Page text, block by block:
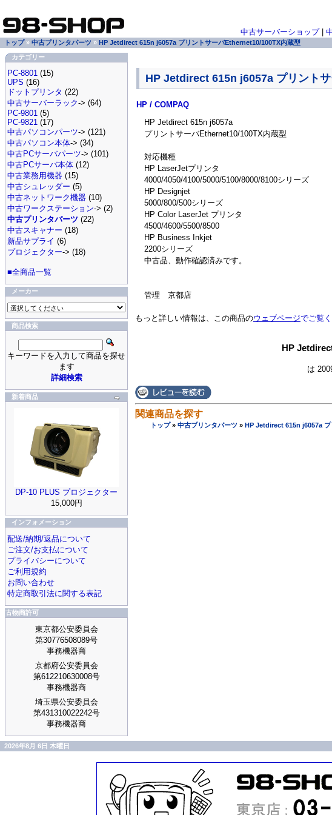
HP Jetdirect 615n j6057a プリント
HP / COMPAQ
HP Jetdirect 615n j6057a
プリントサーバEthernet10/100TX内蔵型
対応機種
HP LaserJetプリンタ
4000/4050/4100/5000/5100/8000/8100シリーズ
HP Designjet
5000/800/500シリーズ
HP Color LaserJet プリンタ
4500/4600/5500/8500
HP Business Inkjet
2200シリーズ
中古品、動作確認済みです。
管理 京都店
もっと詳しい情報は、この商品のウェブページでご覧
HP
は
関連商品を探す
トップ» 中古プリンタパーツ » HP Jetdirect 615n j6057a
中古サーバーショップ|
トップ» 中古プリンタパーツ » HP Jetdirect 615n j6057a プリントサーバEthernet10/100TX内蔵型
カテゴリー
PC-8801 (15)
UPS (16)
ドットプリンタ (22)
中古サーバーラック-> (64)
PC-9801 (5)
PC-9821 (17)
中古パソコンパーツ-> (121)
中古パソコン本体-> (34)
中古PCサーバパーツ-> (101)
中古PCサーバ本体 (12)
中古業務用機器 (15)
中古シュレッダー (5)
中古ネットワーク機器 (10)
中古ワークステーション-> (2)
中古プリンタパーツ (22)
中古スキャナー (18)
新品サプライ (6)
プロジェクター-> (18)
■全商品一覧
メーカー
商品検索
キーワードを入力して商品を探せ
ます
詳細検索
新着商品
DP-10 PLUS プロジェクター
15,000円
インフォメーション
配送/納期/返品について
ご注文/お支払について
プライバシーについて
ご利用規約
お問い合わせ
特定商取引法に関する表記
古物商許可
東京都公安委員会
第30776508089号
事務機器商
京都府公安委員会
第612210630008号
事務機器商
埼玉県公安委員会
第431310022242号
事務機器商
2026年8月 6日 木曜日